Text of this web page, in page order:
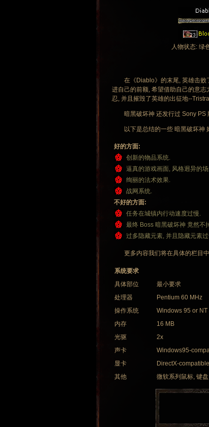
人物状态: 绿
在《Diablo》的末尾, 英雄击败
进自己的前额, 希望借助自己的意
忍, 并且摧毁了英雄的出征地--
暗黑破坏神 还发行过 Sony PS
以下是总结的一些 暗黑破坏神
好的方面:
创新的物品系统.
逼真的游戏画面, 风格迥异的
绚丽的法术效果.
战网系统.
不好的方面:
任务在城镇内行动速度过慢.
最终 Boss 暗黑破坏神 竟然不
过多隐藏元素, 并且隐藏元素
更多内容我们将在具体的栏目中
系统要求
具体部位
最小要求
处理器
Pentium 60 MHz
操作系统
Windows 95 or NT
内存
16 MB
光驱
2x
声卡
Windows95-
显卡
DirectX-
其他
微软系列鼠标, 键盘